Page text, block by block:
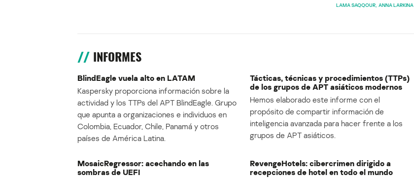
LAMA SAQQOUR ANNA LARKINA
INFORMES
BlindEagle vuela alto en LATAM
Kaspersky proporciona información sobre la
actividad y los TTPs del APT BlindEagle. Grupo
que apunta a organizaciones e individuos en
Colombia, Ecuador, Chile, Panamá y otros
países de América Latina.
Tácticas, técnicas y procedimientos (TTPs)
de los grupos de APT asiáticos modernos
Hemos elaborado este informe con el
propósito de compartir información de
inteligencia avanzada para hacer frente a los
grupos de APT asiáticos.
MosaicRegressor: acechando en las
sombras de UEFI
RevengeHotels: cibercrimen dirigido a
recepciones de hotel en todo el mundo